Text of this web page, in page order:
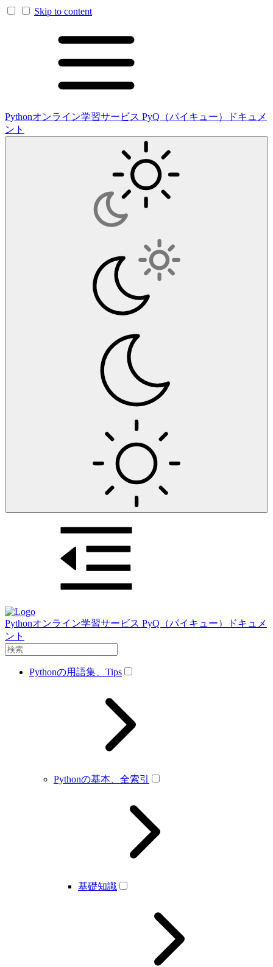
Skip to content
Pythonオンライン学習サービス PyQ（パイキュー）ドキュメ
ント
Pythonオンライン学習サービス PyQ（パイキュー）ドキュメ
ント
Pythonの用語集、Tips
Pythonの基本、全索引
基礎知識